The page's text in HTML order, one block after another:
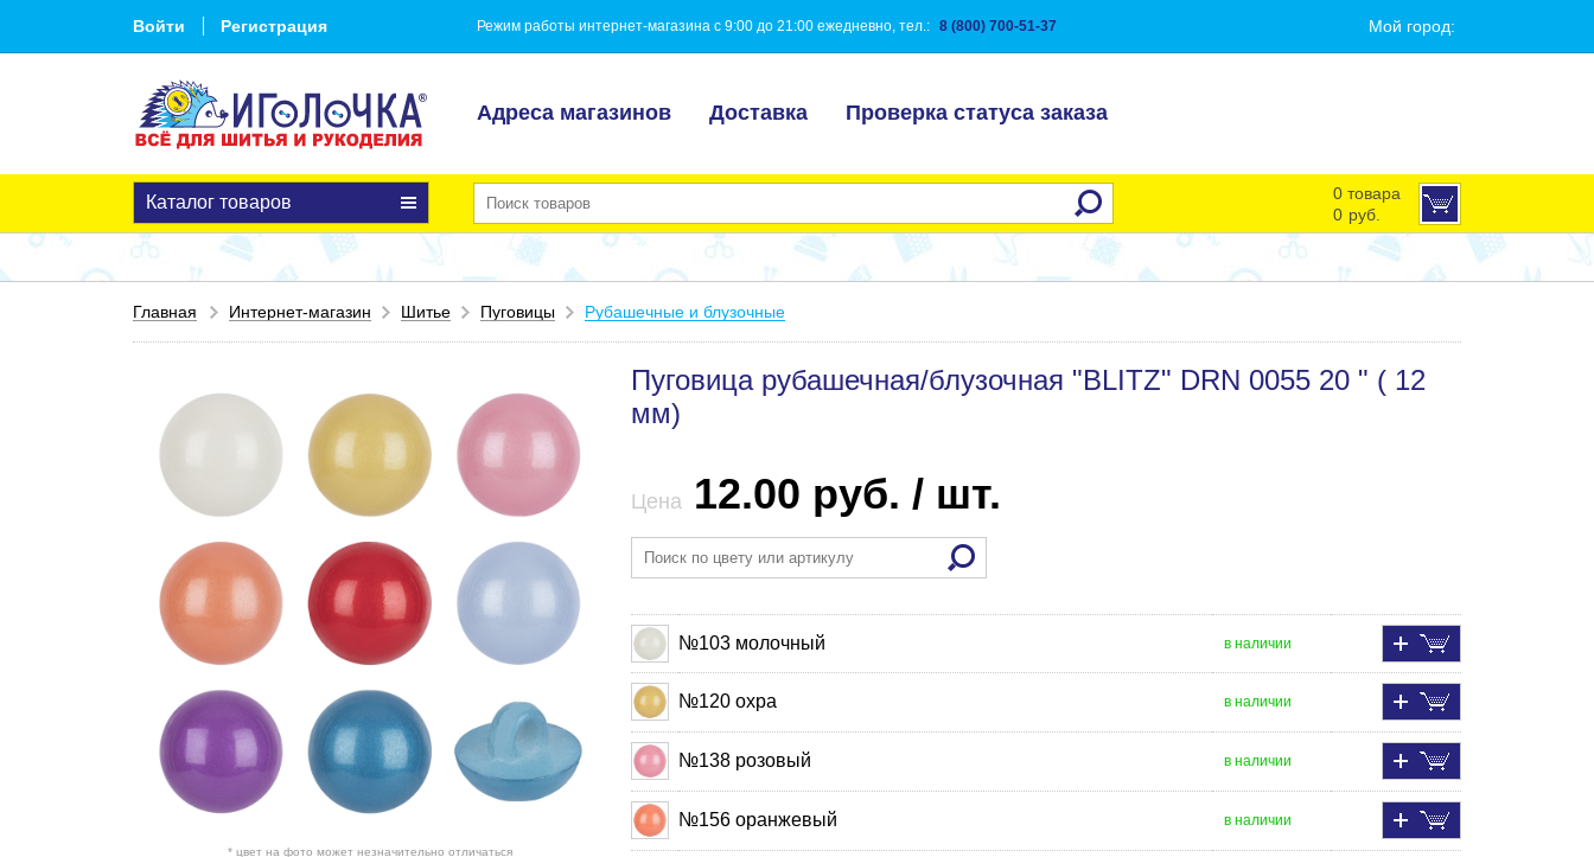
Войти Регистрация Режим работы интернет-магазина с 9:00 до 21:00 ежедневно, тел.: 8 (800) 700-51-37 Мой город:
Адреса магазинов Доставка Проверка статуса заказа
Каталог товаров
0 товара
0 руб.
Главная Интернет-магазин Шитье Пуговицы Рубашечные и блузочные
* цвет на фото может незначительно отличаться
Пуговица рубашечная/блузочная "BLITZ" DRN 0055 20 " ( 12
мм)
Цена 12.00 руб. / шт.
№103 молочный в наличии
№120 охра в наличии
№138 розовый в наличии
№156 оранжевый в наличии